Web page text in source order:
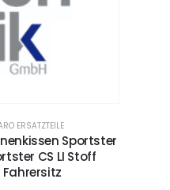
ERSATZTEILE
Sportster
CS LI Stoff